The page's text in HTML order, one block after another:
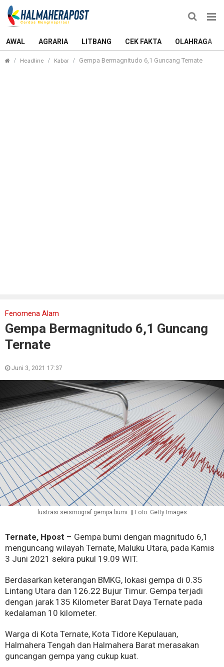
AWAL AGRARIA LITBANG CEK FAKTA OLAHRAGA
Headline Kabar Gempa Bermagnitudo 6,1 Guncang Ternate
Fenomena Alam
Gempa Bermagnitudo 6,1 Guncang
Ternate
Juni 3, 2021 17:37
lustrasi seismograf gempa bumi. || Foto: Getty Images
Ternate, Hpost – Gempa bumi dengan magnitudo 6,1
menguncang wilayah Ternate, Maluku Utara, pada Kamis
3 Juni 2021 sekira pukul 19.09 WIT.
Berdasarkan keterangan BMKG, lokasi gempa di 0.35
Lintang Utara dan 126.22 Bujur Timur. Gempa terjadi
dengan jarak 135 Kilometer Barat Daya Ternate pada
kedalaman 10 kilometer.
Warga di Kota Ternate, Kota Tidore Kepulauan,
Halmahera Tengah dan Halmahera Barat merasakan
guncangan gempa yang cukup kuat.